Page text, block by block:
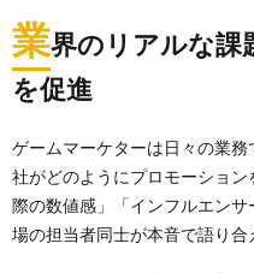
業界のリアルな課
を促進
ゲームマーケターは日々の業
社がどのようにプロモーショ
際の数値感」「インフルエン
場の担当者同士が本音で語り合